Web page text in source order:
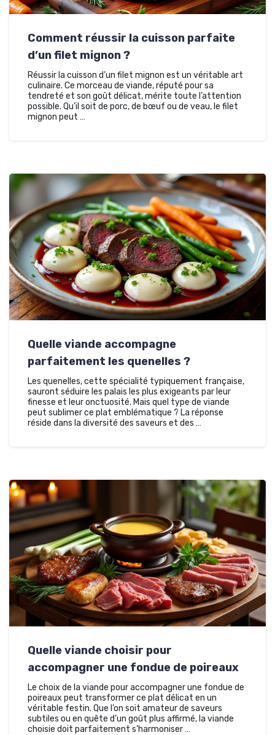
Comment réussir la cuisson parfaite
d’un filet mignon ?
Réussir la cuisson d’un filet mignon est un véritable art
culinaire. Ce morceau de viande, réputé pour sa
tendreté et son goût délicat, mérite toute l’attention
possible. Qu’il soit de porc, de bœuf ou de veau, le filet
mignon peut …
Quelle viande accompagne
parfaitement les quenelles ?
Les quenelles, cette spécialité typiquement française,
sauront séduire les palais les plus exigeants par leur
finesse et leur onctuosité. Mais quel type de viande
peut sublimer ce plat emblématique ? La réponse
réside dans la diversité des saveurs et des …
Quelle viande choisir pour
accompagner une fondue de poireaux
Le choix de la viande pour accompagner une fondue de
poireaux peut transformer ce plat délicat en un
véritable festin. Que l’on soit amateur de saveurs
subtiles ou en quête d’un goût plus affirmé, la viande
choisie doit parfaitement s’harmoniser …